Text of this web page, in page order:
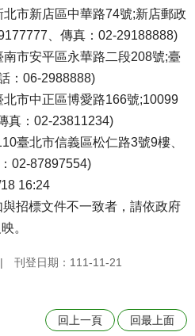
市新店區中華路74號;新店郵政
、傳真：02-29188888)
市安平區永華路二段208號;臺
：06-2988888)
市中正區博愛路166號;10099
真：02-23811234)
臺北市信義區松仁路3號9樓、
02-87897554)
16:24
招標文件不一致者，請依政府
。
刊登日期：111-11-21
回上一頁 回最上面